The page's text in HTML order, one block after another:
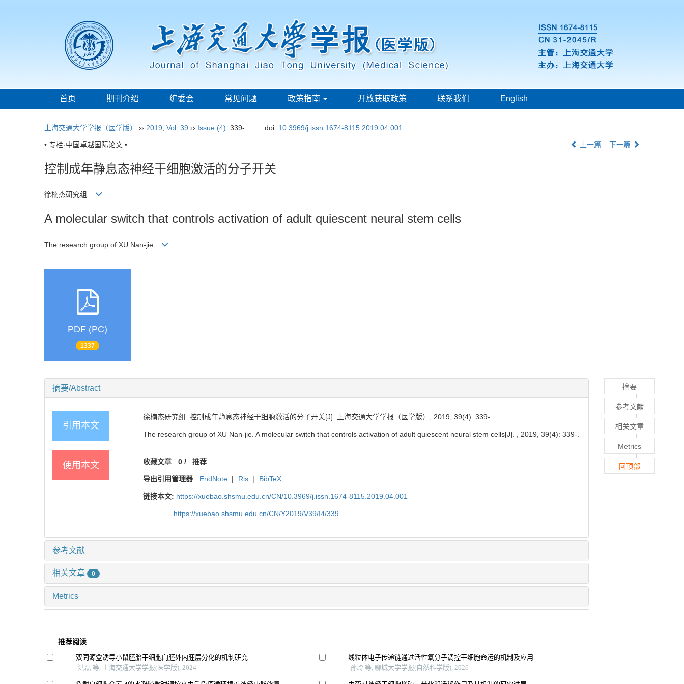
首页 期刊介绍 编委会 常见问题 政策指南 开放获取政策 联系我们 English
上海交通大学学报（医学版） ›› 2019 Vol. 39 ›› Issue (4): 339-. doi: 10.3969/j.issn.1674-8115.2019.04.001
• 专栏·中国卓越国际论文 • 上一篇 下一篇
控制成年静息态神经干细胞激活的分子开关
徐楠杰研究组
A molecular switch that controls activation of adult quiescent neural stem cells
The research group of XU Nan-jie
PDF (PC)
1337
摘要/Abstract
引用本文
徐楠杰研究组. 控制成年静息态神经干细胞激活的分子开关[J]. 上海交通大学学报（医学版）, 2019, 39(4): 339-.
The research group of XU Nan-jie. A molecular switch that controls activation of adult quiescent neural stem cells[J]. , 2019, 39(4): 339-.
使用本文 收藏文章 0/ 推荐
导出引用管理器 EndNote | Ris | BibTeX
链接本文: https://xuebao.shsmu.edu.cn/CN/10.3969/j.issn.1674-8115.2019.04.001
https://xuebao.shsmu.edu.cn/CN/Y2019/V39/I4/339
参考文献
相关文章 0
Metrics
推荐阅读
双同源盒诱导小鼠胚胎干细胞向胚外内胚层分化的机制研究
洪磊 等, 上海交通大学学报(医学版), 2024
线粒体电子传递链通过活性氧分子调控干细胞命运的机制及应用
孙玲 等, 聊城大学学报(自然科学版), 2026
摘要
参考文献
相关文章
Metrics
回顶部